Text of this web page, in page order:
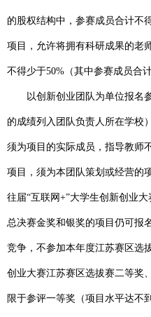
的股权结构中，参赛成员合计不
项目，允许将拥有科研成果的老
不得少于50% （其中参赛成员合
以创新创业团队为单位报名
的成绩列入团队负责人所在学校
须为项目的实际成员，指导教师
项目，须为本团队策划或经营的
往届“互联网 +”大学生创新创业
总决赛金奖和银奖的项目仍可报
竞争，不参加本年度江苏赛区选
创业大赛江苏赛区选拔赛二等奖
限于参评一等奖（项目水平达不